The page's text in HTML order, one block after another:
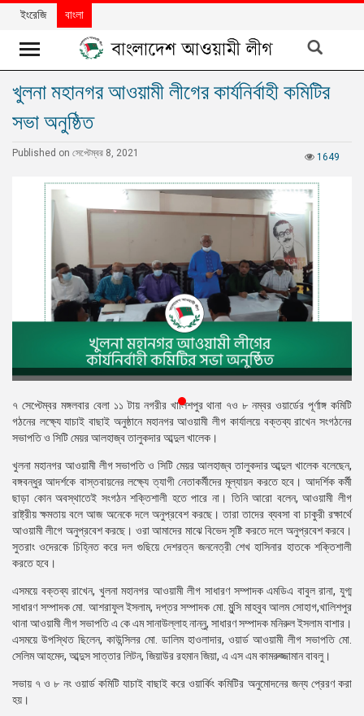
খবর
দলের
প্রতিবেদন
উন্নয়নের
বাংলাদেশ
প্রেস
রিলিজ
প্রকাশনা
গ্যালারি
বিএনপি-
জামায়াত
সহিংসতা
সংগঠন
নির্বাচনী
ইশতেহার
ইংরেজি বাংলা
খুলনা মহানগর আওয়ামী লীগের কার্যনির্বাহী কমিটির
সভা অনুষ্ঠিত
1649
Published on সেপ্টেম্বর 8, 2021
৭ সেপ্টেম্বর মঙ্গলবারবেলা ১১ টায় নগরীর খালিশপুর থানা ৭ও ৮ নম্বর ওয়ার্ডের পূর্ণাঙ্গ কমিটি
গঠনের লক্ষ্যে যাচাই বাছাই অনুষ্ঠানে মহানগর আওয়ামী লীগ কার্যালয়ে বক্তব্য রাখেন সংগঠনের
সভাপতি ও সিটি মেয়র আলহাজ্ব তালুকদার আব্দুল খালেক।
খুলনা মহানগর আওয়ামী লীগ সভাপতি ও সিটি মেয়র আলহাজ্ব তালুকদার আব্দুল খালেক বলেছেন,
বঙ্গবন্ধুর আদর্শকে বাস্তবায়নের লক্ষ্যে ত্যাগী নেতাকর্মীদের মূল্যায়ন করতে হবে। আদর্শিক কর্মী
ছাড়া কোন অবস্থাতেই সংগঠন শক্তিশালী হতে পারে না। তিনি আরো বলেন, আওয়ামী লীগ
রাষ্ট্রীয় ক্ষমতায় বলে আজ অনেকে দলে অনুপ্রবেশ করছে। তারা তাদের ব্যবসা বা চাকুরী রক্ষার্থে
আওয়ামী লীগে অনুপ্রবেশ করছে। ওরা আমাদের মাঝে বিভেদ সৃষ্টি করতে দলে অনুপ্রবেশ করবে।
সুতরাং ওদেরকে চিহ্নিত করে দল গুছিয়ে দেশরত্ন জননেত্রী শেখ হাসিনার হাতকে শক্তিশালী
করতে হবে।
এসময়ে বক্তব্য রাখেন, খুলনা মহানগর আওয়ামী লীগ সাধারণ সম্পাদক এমডিএ বাবুল রানা, যুগ্ম
সাধারণ সম্পাদক মো. আশরাফুল ইসলাম, দপ্তর সম্পাদক মো. মুন্সি মাহবুব আলম সোহাগ,খালিশপুর
থানা আওয়ামী লীগ সভাপতি এ কে এম সানাউল্লাহ নান্নু, সাধারণ সম্পাদক মনিরুল ইসলাম বাশার।
এসময়ে উপস্থিত ছিলেন, কাউন্সিলর মো. ডালিম হাওলাদার, ওয়ার্ড আওয়ামী লীগ সভাপতি মো.
সেলিম আহমেদ, আব্দুস সাত্তার লিটন, জিয়াউর রহমান জিয়া, এ এস এম কামরুজ্জামান বাবলু।
সভায় ৭ ও ৮ নং ওয়ার্ড কমিটি যাচাই বাছাই করে ওয়ার্কিং কমিটির অনুমোদনের জন্য প্রেরণ করা
হয়।